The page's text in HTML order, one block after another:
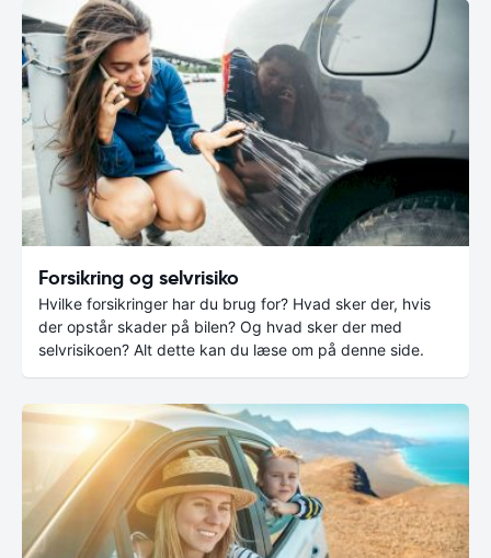
Forsikring og selvrisiko
Hvilke forsikringer har du brug for? Hvad sker der, hvis
der opstår skader på bilen? Og hvad sker der med
selvrisikoen? Alt dette kan du læse om på denne side.